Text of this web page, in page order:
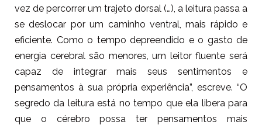
vez de percorrer um trajeto dorsal (…), a leitura passa a
se deslocar por um caminho ventral, mais rápido e
eficiente. Como o tempo depreendido e o gasto de
energia cerebral são menores, um leitor fluente será
capaz de integrar mais seus sentimentos e
pensamentos à sua própria experiência”, escreve. “O
segredo da leitura está no tempo que ela libera para
que o cérebro possa ter pensamentos mais